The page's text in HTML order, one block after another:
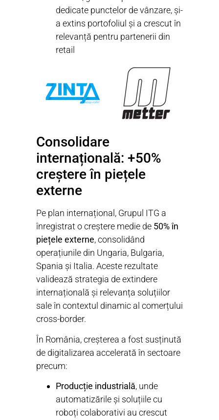
dedicate punctelor de vânzare, și-
a extins portofoliul și a crescut în
relevanță pentru partenerii din
retail
Consolidare
internațională: +50%
creștere în piețele
externe
Pe plan internațional, Grupul ITG a
înregistrat o creștere medie de 50% în
piețele externe, consolidând
operațiunile din Ungaria, Bulgaria,
Spania și Italia. Aceste rezultate
validează strategia de extindere
internațională și relevanța soluțiilor
sale în contextul dinamic al comerțului
cross-border.
În România, creșterea a fost susținută
de digitalizarea accelerată în sectoare
precum:
Producție industrială, unde
automatizările și soluțiile cu
roboți colaborativi au crescut